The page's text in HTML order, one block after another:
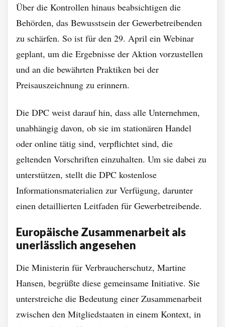
Über die Kontrollen hinaus beabsichtigen die
Behörden, das Bewusstsein der Gewerbetreibenden
zu schärfen. So ist für den 29. April ein Webinar
geplant, um die Ergebnisse der Aktion vorzustellen
und an die bewährten Praktiken bei der
Preisauszeichnung zu erinnern.
Die DPC weist darauf hin, dass alle Unternehmen,
unabhängig davon, ob sie im stationären Handel
oder online tätig sind, verpflichtet sind, die
geltenden Vorschriften einzuhalten. Um sie dabei zu
unterstützen, stellt die DPC kostenlose
Informationsmaterialien zur Verfügung, darunter
einen detaillierten Leitfaden für Gewerbetreibende.
Europäische Zusammenarbeit als
unerlässlich angesehen
Die Ministerin für Verbraucherschutz, Martine
Hansen, begrüßte diese gemeinsame Initiative. Sie
unterstreiche die Bedeutung einer Zusammenarbeit
zwischen den Mitgliedstaaten in einem Kontext, in